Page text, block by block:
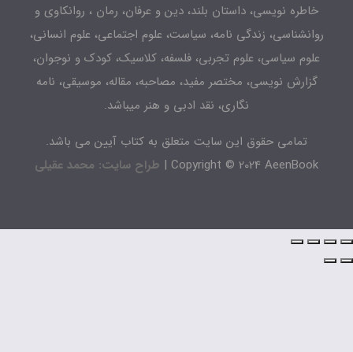
نویسی، داستان بلند، دین و عرفان، رمان ، روانکاوی و
زندگی نامه، سیاست، علوم اجتماعی، علوم انسانی،
سیاسی، علوم تجربی، فلسفه، کلاسیک، کودک و نوجوان،
نویسی، مختصر مفید، مصاحبه، مقاله، موسیقی، نامه
نگاری، نقد ادبی و هنر میباشد.
تمامی حقوق این سایت متعلق به کتاب آیین می باشد.
Copyright © 2024 AeenBook طراح سایت: محمد عقیلی